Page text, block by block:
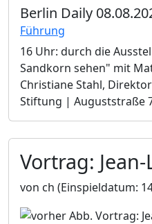
Berlin Daily
Führung
16 Uhr: durch die
Sandkorn sehen" mit
Christiane Stahl,
Stiftung | Auguststraße
Vortrag:
von ch (Einspieldatum: